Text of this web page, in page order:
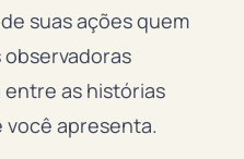
suas ações quem
as histórias
você apresenta.